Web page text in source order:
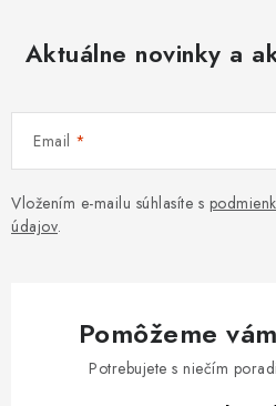
Aktuálne novinky a
Email
Vložením e-mailu súhlasíte s
údajov.
Pomôžeme
Potrebujete s niečím